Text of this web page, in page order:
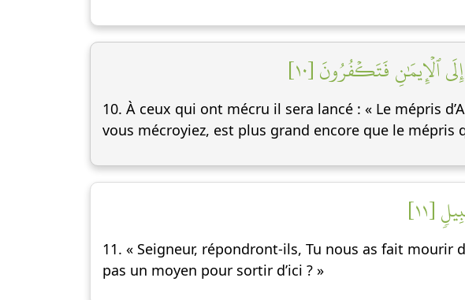
ٱلۡإِيمَٰنِ فَتَكۡفُرُونَ [١٠]
10. À ceux qui ont mécru il sera lancé : « Le mépris
vous mécroyiez, est plus grand encore que le mépris
[١١]
11. « Seigneur, répondront-ils, Tu nous as fait mourir
pas un moyen pour sortir d’ici ? »